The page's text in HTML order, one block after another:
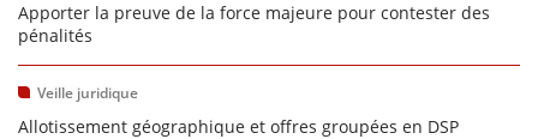
Apporter la preuve de la force majeure pour contester des
pénalités
Veille juridique
Allotissement géographique et offres groupées en DSP